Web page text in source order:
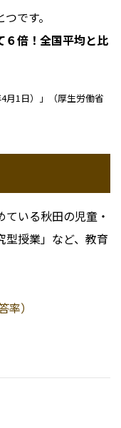
です。
６倍！全国平均と比
月1日）」（厚生労働省
ている秋田の児童・
型授業」など、教育
）